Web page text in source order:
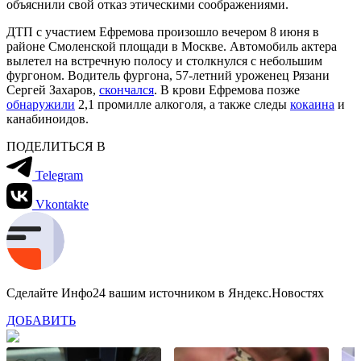
объяснили свой отказ этическими соображениями.
ДТП с участием Ефремова произошло вечером 8 июня в
районе Смоленской площади в Москве. Автомобиль актера
вылетел на встречную полосу и столкнулся с небольшим
фургоном. Водитель фургона, 57-летний уроженец Рязани
Сергей Захаров, скончался. В крови Ефремова позже
обнаружили 2,1 промилле алкоголя, а также следы кокаина и
канабиноидов.
ПОДЕЛИТЬСЯ В
Telegram
Vkontakte
Сделайте Инфо24 вашим источником в Яндекс.Новостях
ДОБАВИТЬ